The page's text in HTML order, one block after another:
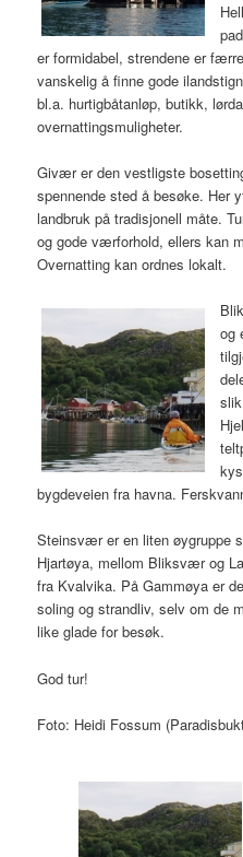
er formidabel, strendene er
vanskelig å finne gode
bl.a. hurtigbåtanløp, butikk,
overnattingsmuligheter.
Givær er den vestligste
spennende sted å besøke. Her
landbruk på tradisjonell måte.
og gode værforhold, ellers kan
Overnatting kan ordnes lokalt.
og
bygdeveien fra havna.
Steinsvær er en liten øygruppe
Hjartøya, mellom Bliksvær og
fra Kvalvika. På Gammøya er
soling og strandliv, selv om de
like glade for besøk.
God tur!
Foto: Heidi Fossum